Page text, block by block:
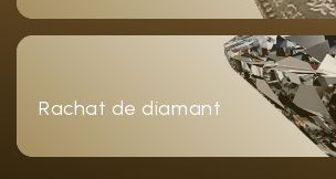
Rachat de diamant